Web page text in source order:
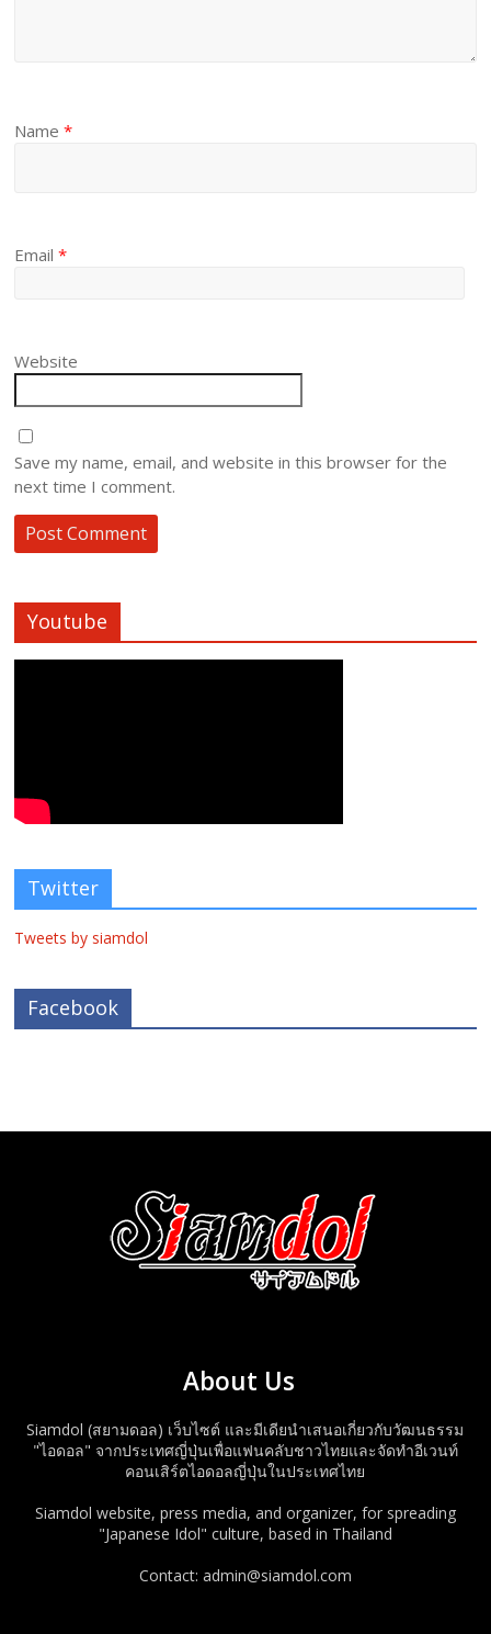
Name*
Email*
Website
Save my name, email, and website in this browser for the
next time I comment.
Youtube
Twitter
Tweets by siamdol
Facebook
About Us
Siamdol (สยามดอล) เว็บไซต์ และมีเดียนำเสนอเกี่ยวกับวัฒนธรรม
"ไอดอล" จากประเทศญี่ปุ่นเพื่อแฟนคลับชาวไทยและจัดทำอีเวนท์
คอนเสิร์ตไอดอลญี่ปุ่นในประเทศไทย
Siamdol website, press media, and organizer, for spreading
"Japanese Idol" culture, based in Thailand
Contact: admin@siamdol.com